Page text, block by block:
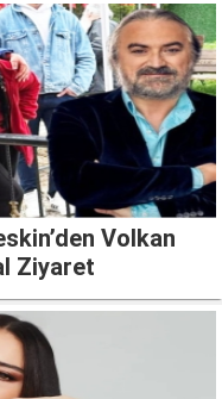
Volkan
Ziyaret